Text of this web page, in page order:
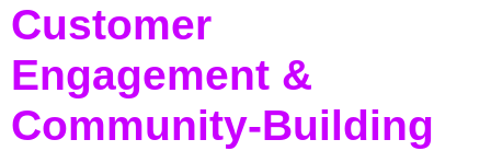
Customer
Engagement &
Community-Building